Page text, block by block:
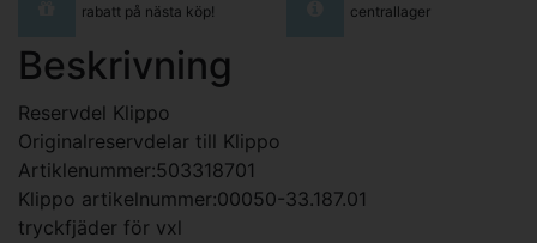
rabatt på nästa köp!
centrallager
Beskrivning
Reservdel Klippo
Originalreservdelar till Klippo
Artiklenummer:503318701
Klippo artikelnummer:00050-33.187.01
tryckfjäder för vxl